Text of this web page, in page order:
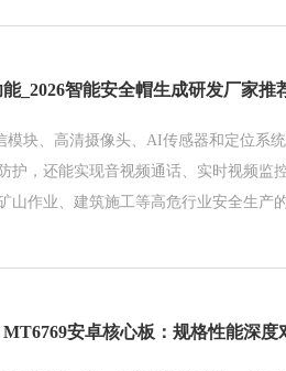
_2026智能安全帽生成研发厂家推
模块、高清摄像头、AI传感器和定位系
护，还能实现音视频通话、实时视频监
山作业、建筑施工等高危行业安全生产
安卓核心板：规格性能深度